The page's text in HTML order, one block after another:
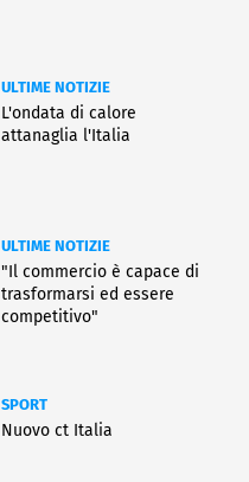
ULTIME NOTIZIE
L'ondata di calore
attanaglia l'Italia
ULTIME NOTIZIE
"Il commercio è capace di
trasformarsi ed essere
competitivo"
SPORT
Nuovo ct Italia